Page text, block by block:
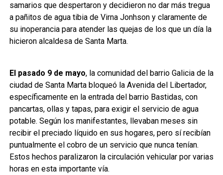
samarios que despertaron y decidieron no dar más tregua
a pañitos de agua tibia de Virna Jonhson y claramente de
su inoperancia para atender las quejas de los que un día la
hicieron alcaldesa de Santa Marta.
El pasado 9 de mayo, la comunidad del barrio Galicia de la
ciudad de Santa Marta bloqueó la Avenida del Libertador,
específicamente en la entrada del barrio Bastidas, con
pancartas, ollas y tapas, para exigir el servicio de agua
potable. Según los manifestantes, llevaban meses sin
recibir el preciado líquido en sus hogares, pero sí recibían
puntualmente el cobro de un servicio que nunca tenían.
Estos hechos paralizaron la circulación vehicular por varias
horas en esta importante vía.